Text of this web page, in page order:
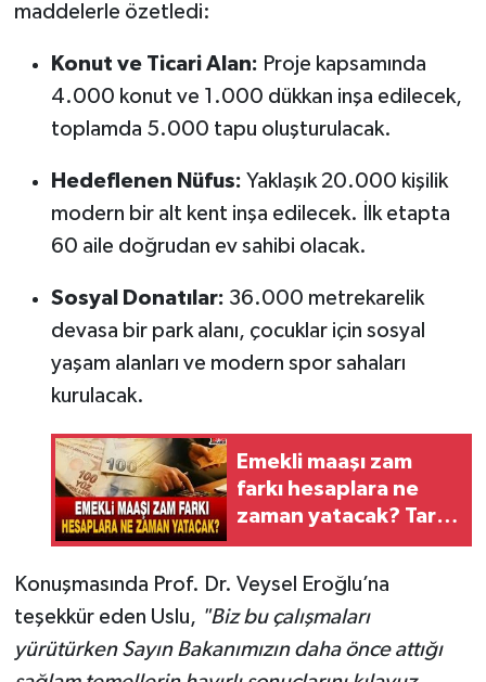
maddelerle özetledi:
Konut ve Ticari Alan: Proje kapsamında
4.000 konut ve 1.000 dükkan inşa edilecek,
toplamda 5.000 tapu oluşturulacak.
Hedeflenen Nüfus: Yaklaşık 20.000 kişilik
modern bir alt kent inşa edilecek. İlk etapta
60 aile doğrudan ev sahibi olacak.
Sosyal Donatılar: 36.000 metrekarelik
devasa bir park alanı, çocuklar için sosyal
yaşam alanları ve modern spor sahaları
kurulacak.
Emekli maaşı zam
farkı hesaplara ne
zaman yatacak? Tarih
belli oldu
Konuşmasında Prof. Dr. Veysel Eroğlu’na
teşekkür eden Uslu, "Biz bu çalışmaları
yürütürken Sayın Bakanımızın daha önce attığı